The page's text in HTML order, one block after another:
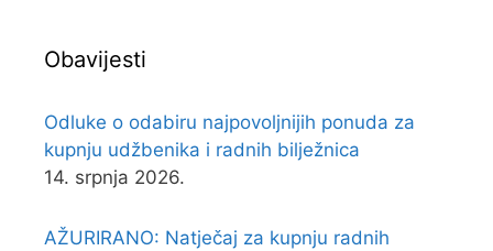
Obavijesti
Odluke o odabiru najpovoljnijih ponuda za
kupnju udžbenika i radnih bilježnica
14. srpnja 2026.
AŽURIRANO: Natječaj za kupnju radnih